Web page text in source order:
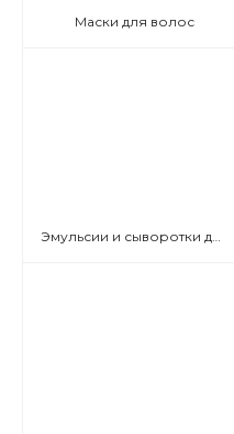
Маски для волос